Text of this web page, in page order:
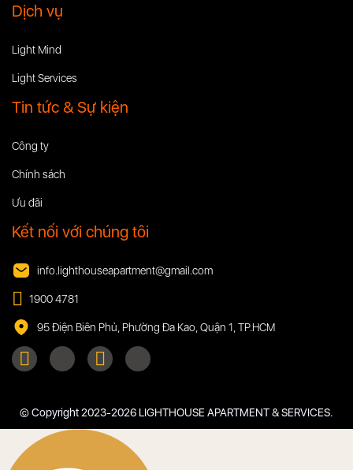
Dịch vụ
Light Mind
Light Services
Tin tức & Sự kiện
Công ty
Chính sách
Ưu đãi
Kết nối với chúng tôi
info.lighthouseapartment@gmail.com
1900 4781
95 Điện Biên Phủ, Phường Đa Kao, Quận 1, TP.HCM
© Copyright 2023-2026 LIGHTHOUSE APARTMENT & SERVICES.